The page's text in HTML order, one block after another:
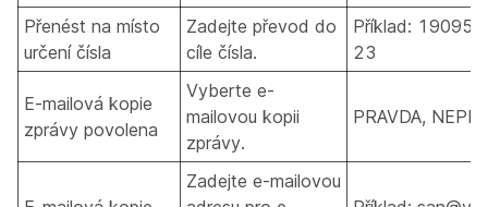
Přenést na místo
určení čísla
Zadejte převod do
cíle čísla.
Příklad:
23
E-mailová kopie
zprávy povolena
Vyberte e-
mailovou kopii
zprávy.
PRAVDA,
Zadejte e-mailovou